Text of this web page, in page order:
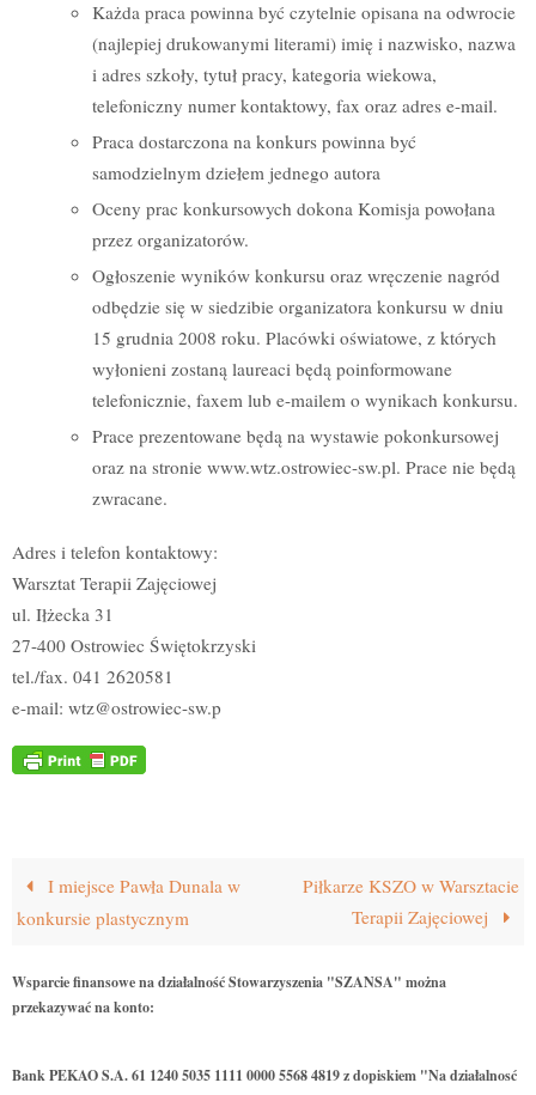
Każda praca powinna być czytelnie opisana na odwrocie
(najlepiej drukowanymi literami) imię i nazwisko, nazwa
i adres szkoły, tytuł pracy, kategoria wiekowa,
telefoniczny numer kontaktowy, fax oraz adres e-mail.
Praca dostarczona na konkurs powinna być
samodzielnym dziełem jednego autora
Oceny prac konkursowych dokona Komisja powołana
przez organizatorów.
Ogłoszenie wyników konkursu oraz wręczenie nagród
odbędzie się w siedzibie organizatora konkursu w dniu
15 grudnia 2008 roku. Placówki oświatowe, z których
wyłonieni zostaną laureaci będą poinformowane
telefonicznie, faxem lub e-mailem o wynikach konkursu.
Prace prezentowane będą na wystawie pokonkursowej
oraz na stronie www.wtz.ostrowiec-sw.pl. Prace nie będą
zwracane.
Adres i telefon kontaktowy:
Warsztat Terapii Zajęciowej
ul. Iłżecka 31
27-400 Ostrowiec Świętokrzyski
tel./fax. 041 2620581
e-mail: wtz@ostrowiec-sw.p
I miejsce Pawła Dunala w
konkursie plastycznym
Piłkarze KSZO w Warsztacie
Terapii Zajęciowej
Wsparcie finansowe na działalność Stowarzyszenia "SZANSA" można
przekazywać na konto:
Bank PEKAO S.A. 61 1240 5035 1111 0000 5568 4819 z dopiskiem "Na działalnosć